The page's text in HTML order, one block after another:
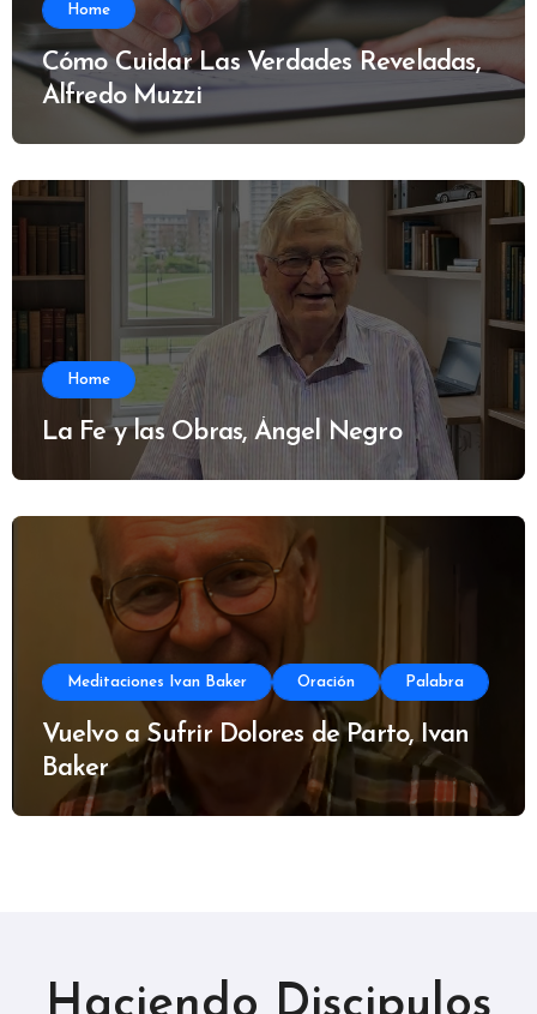
Home
Cómo Cuidar Las Verdades Reveladas,
Alfredo Muzzi
Home
La Fe y las Obras, Ángel Negro
Meditaciones Ivan Baker Oración Palabra
Vuelvo a Sufrir Dolores de Parto, Ivan
Baker